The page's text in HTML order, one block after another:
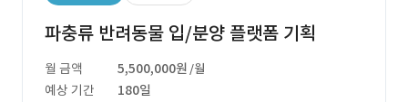
파충류 반려동물 입/분양 플랫폼 기획
월 금액 5,500,000원 /월
예상 기간
180일